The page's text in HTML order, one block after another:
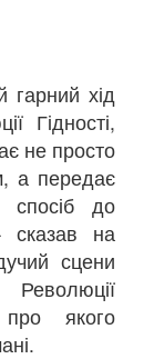
хід
Гідності,
не просто
а передає
спосіб до
сказав на
сцени
про якого